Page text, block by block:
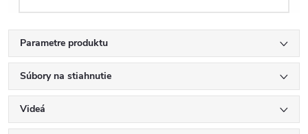
Parametre produktu
Súbory na stiahnutie
Videá